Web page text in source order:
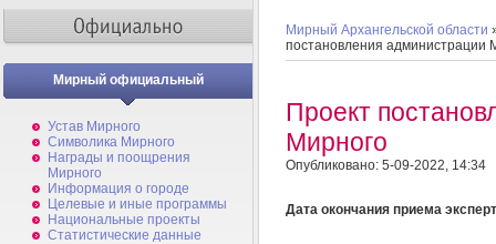
Мирный официальный
Устав Мирного
Символика Мирного
Награды и поощрения
Мирного
Информация о городе
Целевые и иные программы
Национальные проекты
Статистические данные
Мирный Архангельской области
постановления администрации
Проект
Мирного
Опубликовано: 5-09-2022, 14:34
Дата окончания приема